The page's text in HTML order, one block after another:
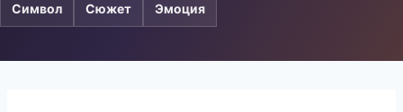
Символ Сюжет Эмоция